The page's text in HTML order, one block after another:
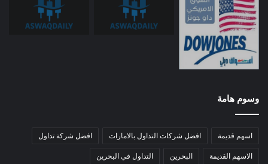
وسوم هامة
اسهم قديمة افضل شركات التداول بالامارات افضل شركة تداول
الاسهم القديمة البحرين التداول في البحرين